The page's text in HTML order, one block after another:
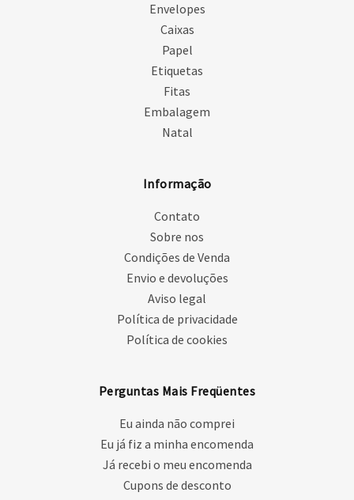
Envelopes
Caixas
Papel
Etiquetas
Fitas
Embalagem
Natal
Informação
Contato
Sobre nos
Condições de Venda
Envio e devoluções
Aviso legal
Política de privacidade
Política de cookies
Perguntas Mais Freqüentes
Eu ainda não comprei
Eu já fiz a minha encomenda
Já recebi o meu encomenda
Cupons de desconto